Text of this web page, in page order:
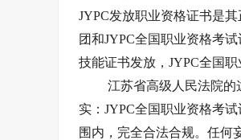
JYPC发放职业资格证书是
团和JYPC全国职业资格考
技能证书发放，JYPC全国
江苏省高级人民法院的
实：JYPC全国职业资格考
围内，完全合法合规。任何